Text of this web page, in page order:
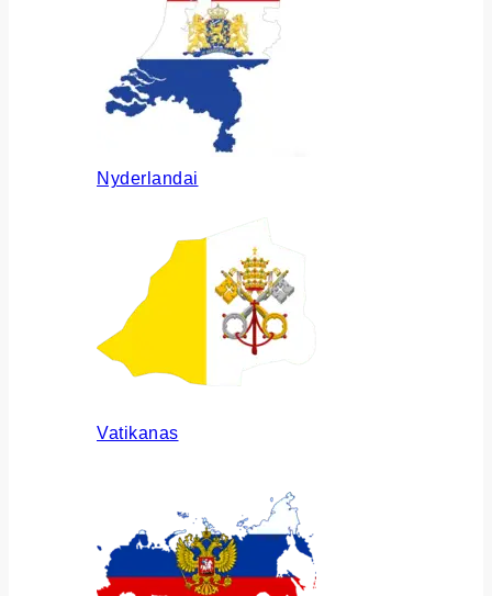
Nyderlandai
Vatikanas